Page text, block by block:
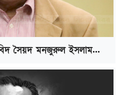
সৈয়দ মনজুরুল ইসলাম...